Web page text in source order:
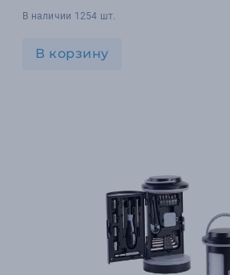
В наличии 1254 шт.
В корзину